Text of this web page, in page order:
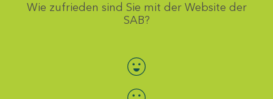
Wie zufrieden sind Sie mit der Website der
SAB?
Bewertung auswählen